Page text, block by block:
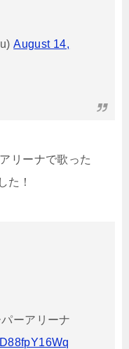
August 14,
リーナで歌った
た！
ーアリーナ